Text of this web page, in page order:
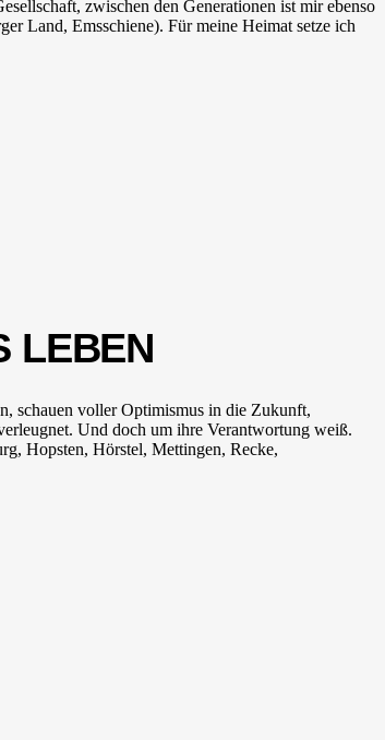
zwischen den Generationen ist mir ebenso
Land, Emsschiene). Für meine Heimat setze ich
LEBEN
schauen voller Optimismus in die Zukunft,
Und doch um ihre Verantwortung weiß.
Hopsten, Hörstel, Mettingen, Recke,